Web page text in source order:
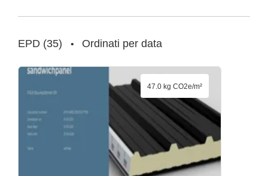
EPD (35) • Ordinati per data
47.0 kg CO2e/m²